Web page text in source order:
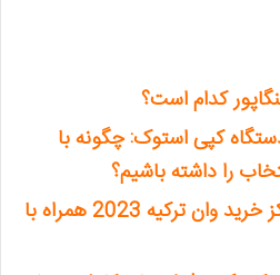
کدام است؟
کپی استوک: چگونه با
را داشته باشیم؟
راهنمای خرید در مراکز خرید وان ترکیه 2023 همراه با